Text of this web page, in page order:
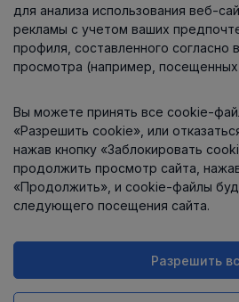
О компании
Информация
Контакты
Интернет-
для анализа использования веб-
рекламы с учетом ваших
профиля, составленного согласно
просмотра (например, посещенных
Вы можете принять все cookie-
«Разрешить cookie», или
нажав кнопку «Заблокировать
продолжить просмотр сайта,
«Продолжить», и cookie-файлы
следующего посещения сайта.
Разрешить